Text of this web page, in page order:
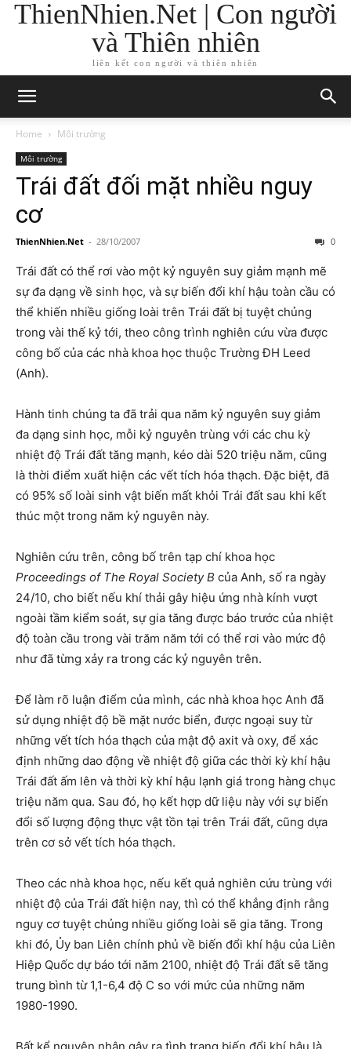
ThienNhien.Net | Con người
và Thiên nhiên
liên kết con người và thiên nhiên
Home Môi trường
Môi trường
Trái đất đối mặt nhiều nguy
cơ
ThienNhien.Net - 28/10/2007 0
Trái đất có thể rơi vào một kỷ nguyên suy giảm mạnh mẽ
sự đa dạng về sinh học, và sự biến đổi khí hậu toàn cầu có
thể khiến nhiều giống loài trên Trái đất bị tuyệt chủng
trong vài thế kỷ tới, theo công trình nghiên cứu vừa được
công bố của các nhà khoa học thuộc Trường ĐH Leed
(Anh).
Hành tinh chúng ta đã trải qua năm kỷ nguyên suy giảm
đa dạng sinh học, mỗi kỷ nguyên trùng với các chu kỳ
nhiệt độ Trái đất tăng mạnh, kéo dài 520 triệu năm, cũng
là thời điểm xuất hiện các vết tích hóa thạch. Đặc biệt, đã
có 95% số loài sinh vật biến mất khỏi Trái đất sau khi kết
thúc một trong năm kỷ nguyên này.
Nghiên cứu trên, công bố trên tạp chí khoa học
Proceedings of The Royal Society B của Anh, số ra ngày
24/10, cho biết nếu khí thải gây hiệu ứng nhà kính vượt
ngoài tầm kiểm soát, sự gia tăng được báo trước của nhiệt
độ toàn cầu trong vài trăm năm tới có thể rơi vào mức độ
như đã từng xảy ra trong các kỷ nguyên trên.
Để làm rõ luận điểm của mình, các nhà khoa học Anh đã
sử dụng nhiệt độ bề mặt nước biển, được ngoại suy từ
những vết tích hóa thạch của mật độ axit và oxy, để xác
định những dao động về nhiệt độ giữa các thời kỳ khí hậu
Trái đất ấm lên và thời kỳ khí hậu lạnh giá trong hàng chục
triệu năm qua. Sau đó, họ kết hợp dữ liệu này với sự biến
đổi số lượng động thực vật tồn tại trên Trái đất, cũng dựa
trên cơ sở vết tích hóa thạch.
Theo các nhà khoa học, nếu kết quả nghiên cứu trùng với
nhiệt độ của Trái đất hiện nay, thì có thể khẳng định rằng
nguy cơ tuyệt chủng nhiều giống loài sẽ gia tăng. Trong
khi đó, Ủy ban Liên chính phủ về biến đổi khí hậu của Liên
Hiệp Quốc dự báo tới năm 2100, nhiệt độ Trái đất sẽ tăng
trung bình từ 1,1-6,4 độ C so với mức của những năm
1980-1990.